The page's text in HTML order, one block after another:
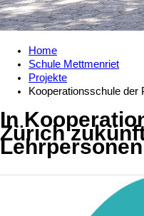
Home
Schule Mettmenriet
Projekte
Kooperationsschule der
In
Zürich